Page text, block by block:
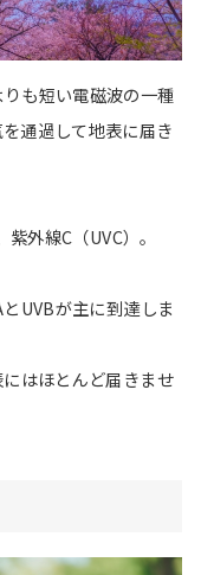
も短い電磁波の一種
通過して地表に届き
外線C（UVC）。
UVBが主に到達しま
はほとんど届きませ